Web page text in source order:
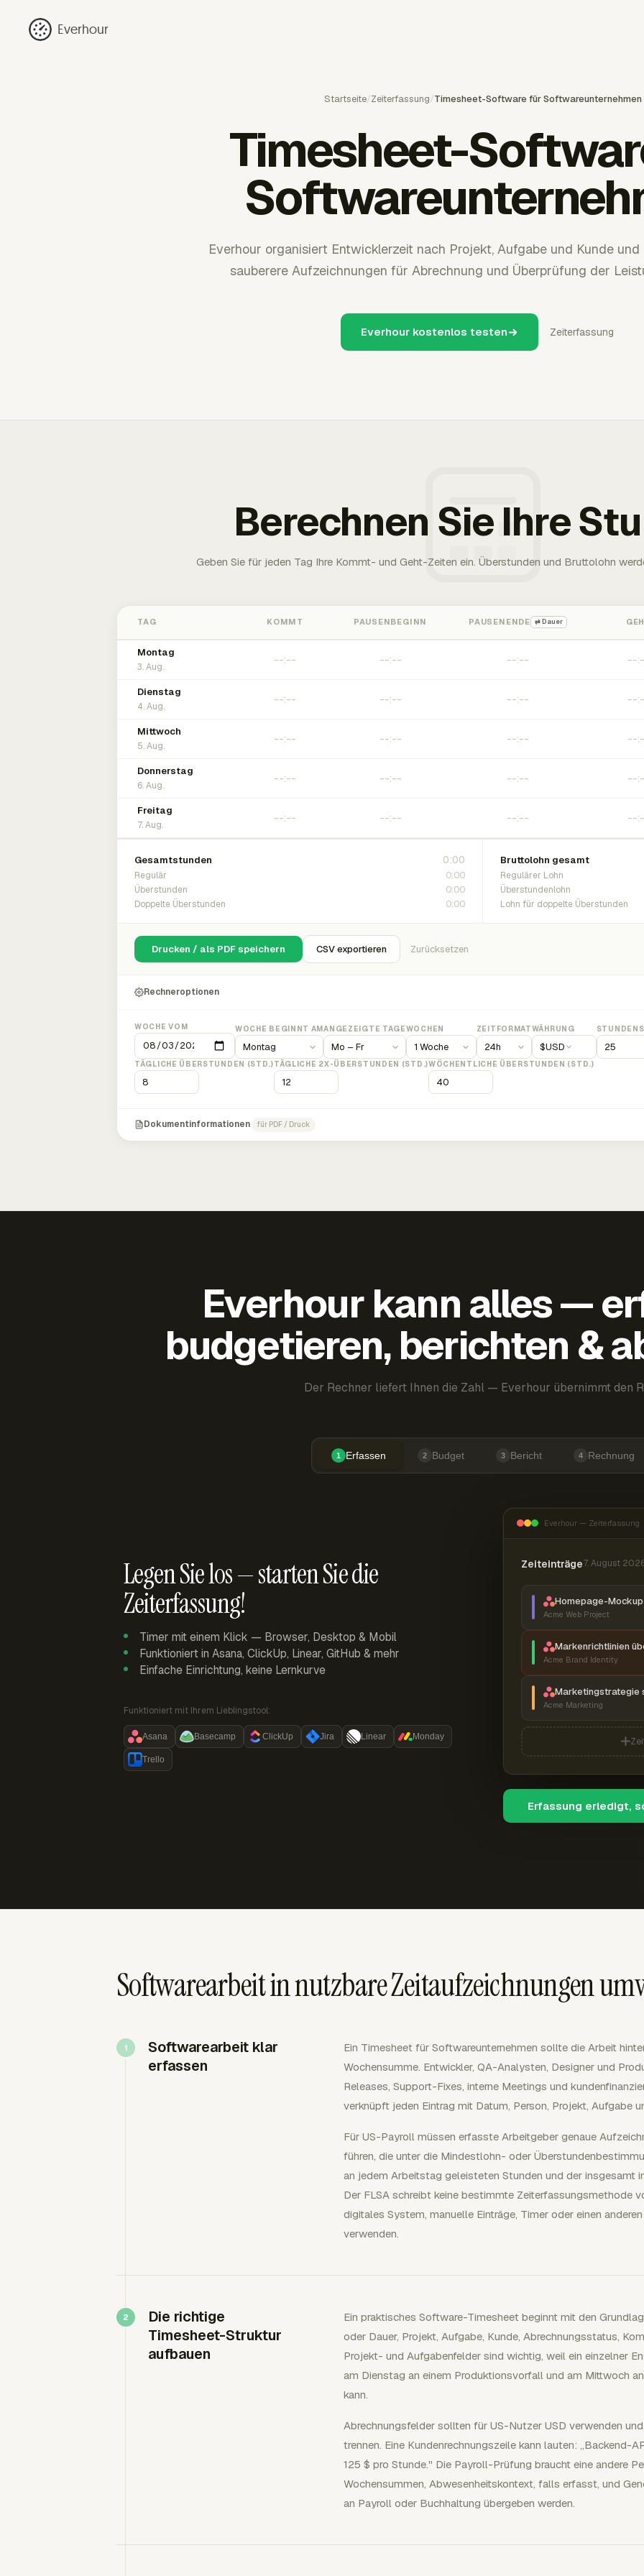
Everhour
Startseite/Zeiterfassung/Timesheet-Software für Softwareunternehmen
Timesheet-
Everhour organisiert Entwicklerzeit nach Projekt, Aufgabe und Kunde
sauberere Aufzeichnungen für Abrechnung und Überprüfung der
Everhour kostenlos testen Zeiterfassung
Berechnen Sie Ihre
Geben Sie für jeden Tag Ihre Kommt- und Geht-Zeiten ein. Überstunden und Bruttolohn
TAG KOMMT PAUSENBEGINN PAUSENENDE ⇄ Dauer
Montag
3. Aug.
Dienstag
4. Aug.
Mittwoch
5. Aug.
Donnerstag
6. Aug.
Freitag
7. Aug.
Gesamtstunden 0:00
Regulär 0:00
Überstunden 0:00
Doppelte Überstunden 0:00
Bruttolohn gesamt
Regulärer Lohn
Überstundenlohn
Lohn für doppelte Überstunden
Drucken / als PDF speichern CSV exportieren Zurücksetzen
Rechneroptionen
WOCHE VOM WOCHE BEGINNT AMANGEZEIGTE TAGEWOCHEN ZEITFORMATWÄHRUNG
$USD
TÄGLICHE ÜBERSTUNDEN (STD.)TÄGLICHE 2X-ÜBERSTUNDEN (STD.)WÖCHENTLICHE ÜBERSTUNDEN (STD.)
Dokumentinformationen für PDF / Druck
Everhour kann alles —
budgetieren, berichten &
Der Rechner liefert Ihnen die Zahl — Everhour übernimmt den
1 Erfassen 2 Budget 3 Bericht 4 Rechnung
Legen Sie los — starten Sie die
Zeiterfassung!
Timer mit einem Klick — Browser, Desktop & Mobil
Funktioniert in Asana, ClickUp, Linear, GitHub & mehr
Einfache Einrichtung, keine Lernkurve
Funktioniert mit Ihrem Lieblingstool:
Asana Basecamp ClickUp Jira Linear Monday
Trello
Everhour — Zeiterfassung
Zeiteinträge7. August
Homepage-
Acme Web Project
Markenrichtlinien
Acme Brand Identity
Marketingstrategie
Acme Marketing
Erfassung erledigt,
Softwarearbeit in nutzbare Zeitaufzeichnungen
Softwarearbeit klar
erfassen
Ein Timesheet für Softwareunternehmen sollte die Arbeit
Wochensumme. Entwickler, QA-Analysten, Designer und
Releases, Support-Fixes, interne Meetings und
verknüpft jeden Eintrag mit Datum, Person, Projekt, Aufgabe
Für US-Payroll müssen erfasste Arbeitgeber genaue
führen, die unter die Mindestlohn- oder
an jedem Arbeitstag geleisteten Stunden und der insgesamt
Der FLSA schreibt keine bestimmte Zeiterfassungsmethode
digitales System, manuelle Einträge, Timer oder einen
verwenden.
Die richtige
Timesheet-Struktur
aufbauen
Ein praktisches Software-Timesheet beginnt mit den
oder Dauer, Projekt, Aufgabe, Kunde, Abrechnungsstatus,
Projekt- und Aufgabenfelder sind wichtig, weil ein einzelner
am Dienstag an einem Produktionsvorfall und am Mittwoch
kann.
Abrechnungsfelder sollten für US-Nutzer USD verwenden
trennen. Eine Kundenrechnungszeile kann lauten: „Backend-
125 $ pro Stunde." Die Payroll-Prüfung braucht eine andere
Wochensummen, Abwesenheitskontext, falls erfasst, und
an Payroll oder Buchhaltung übergeben werden.